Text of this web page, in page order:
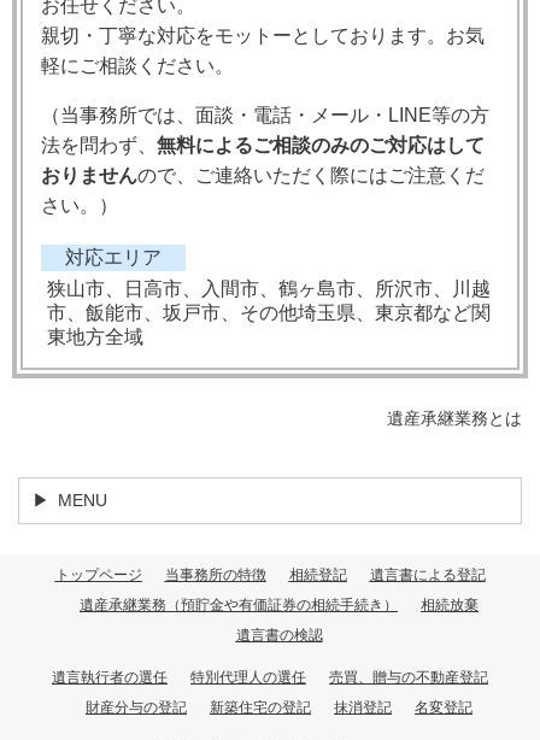
お任せください。
親切・丁寧な対応をモットーとしております。お気
軽にご相談ください。
（当事務所では、 面談・電話・メール・LINE等の方
法を問わず、 無料によるご相談のみのご対応はして
おりませんので、ご連絡いただく際にはご注意くだ
さい。）
対応エリア
狭山市、日高市、入間市、鶴ヶ島市、所沢市、川越
市、飯能市、坂戸市、その他埼玉県、東京都など関
東地方全域
遺産承継業務とは
MENU
トップページ 当事務所の特徴 相続登記
遺言書による登記
遺産承継業務（預貯金や有価証券の相続手続き）
相続放棄
遺言書の検認
遺言執行者の選任 特別代理人の選任
売買、贈与の不動産登記
財産分与の登記
新築住宅の登記 抹消登記 名変登記